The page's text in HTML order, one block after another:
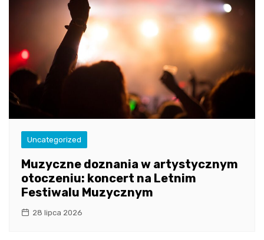
Uncategorized
Muzyczne doznania w artystycznym
otoczeniu: koncert na Letnim
Festiwalu Muzycznym
28 lipca 2026